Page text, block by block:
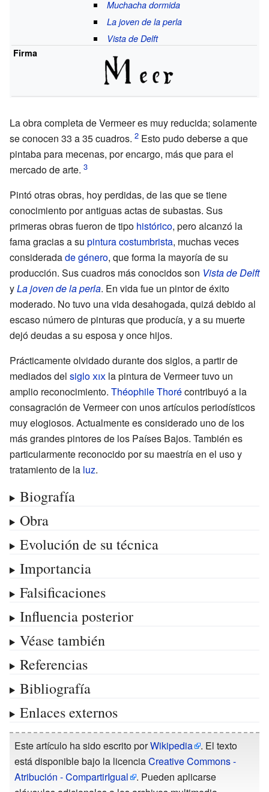
Muchacha dormida
La joven de la perla
Vista de Delft
Firma
La obra completa de Vermeer es muy reducida; solamente
se conocen 33 a 35 cuadros.
Esto pudo deberse a que
pintaba para mecenas, por encargo, más que para el
mercado de arte.
Pintó otras obras, hoy perdidas, de las que se tiene
conocimiento por antiguas actas de subastas. Sus
primeras obras fueron de tipo histórico, pero alcanzó la
fama gracias a su pintura costumbrista, muchas veces
consideradade género, que forma la mayoría de su
producción. Sus cuadros más conocidos son Vista de Delft
yLa joven de la perla. En vida fue un pintor de éxito
moderado. No tuvo una vida desahogada, quizá debido al
escaso número de pinturas que producía, y a su muerte
dejó deudas a su esposa y once hijos.
Prácticamente olvidado durante dos siglos, a partir de
mediados del sigloxix la pintura de Vermeer tuvo un
amplio reconocimiento. Théophile Thorécontribuyó a la
consagración de Vermeer con unos artículos periodísticos
muy elogiosos. Actualmente es considerado uno de los
más grandes pintores de los Países Bajos. También es
particularmente reconocido por su maestría en el uso y
tratamiento de la luz.
Biografía
Obra
Evolución de su técnica
Importancia
Falsificaciones
Influencia posterior
Véase también
Referencias
Bibliografía
Enlaces externos
Este artículo ha sido escrito porWikipedia
. El texto
está disponible bajo la licenciaCreative Commons -
Atribución - CompartirIgual
. Pueden aplicarse